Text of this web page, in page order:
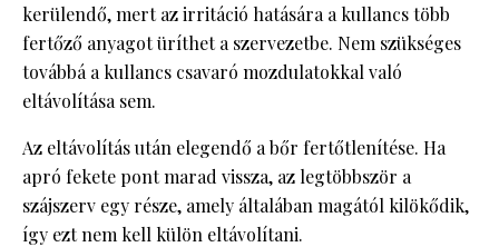
kerülendő, mert az irritáció hatására a kullancs több
fertőző anyagot üríthet a szervezetbe. Nem szükséges
továbbá a kullancs csavaró mozdulatokkal való
eltávolítása sem.
Az eltávolítás után elegendő a bőr fertőtlenítése. Ha
apró fekete pont marad vissza, az legtöbbször a
szájszerv egy része, amely általában magától kilökődik,
így ezt nem kell külön eltávolítani.